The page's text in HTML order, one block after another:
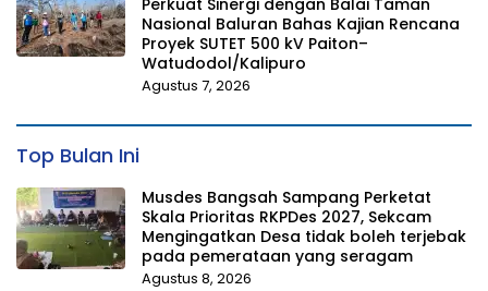
Perkuat Sinergi dengan Balai Taman
Nasional Baluran Bahas Kajian Rencana
Proyek SUTET 500 kV Paiton–
Watudodol/Kalipuro
Agustus 7, 2026
Top Bulan Ini
Musdes Bangsah Sampang Perketat
Skala Prioritas RKPDes 2027, Sekcam
Mengingatkan Desa tidak boleh terjebak
pada pemerataan yang seragam
Agustus 8, 2026